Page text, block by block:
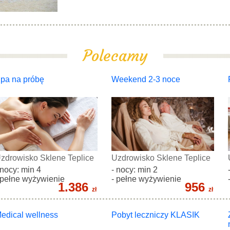
Polecamy
na próbę
Sklene Teplice
min 4
wyżywienie
1.386 zł
Weekend 2-3 noce
Uzdrowisko Sklene Teplice
- nocy: min 2
- pełne wyżywienie
956 zł
wellness Pobyt leczniczy KLASIK